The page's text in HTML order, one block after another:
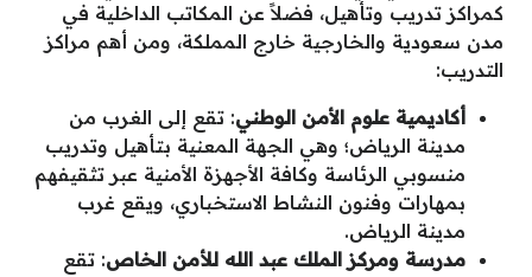
كمراكز تدريب وتأهيل، فضلاً عن المكاتب الداخلية في
مدن سعودية والخارجية خارج المملكة، ومن أهم مراكز
التدريب:
أكاديمية علوم الأمن الوطني: تقع إلى الغرب من
مدينة الرياض؛ وهي الجهة المعنية بتأهيل وتدريب
منسوبي الرئاسة وكافة الأجهزة الأمنية عبر تثقيفهم
بمهارات وفنون النشاط الاستخباري، ويقع غرب
مدينة الرياض.
مدرسة ومركز الملك عبد الله للأمن الخاص: تقع